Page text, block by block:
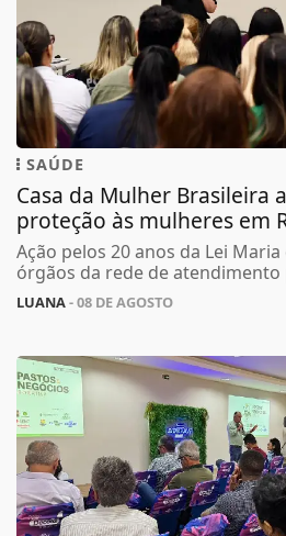
SAÚDE
Casa da Mulher Brasileira
proteção às mulheres em
Ação pelos 20 anos da Lei
órgãos da rede de atendimento
LUANA- 08 DE AGOSTO